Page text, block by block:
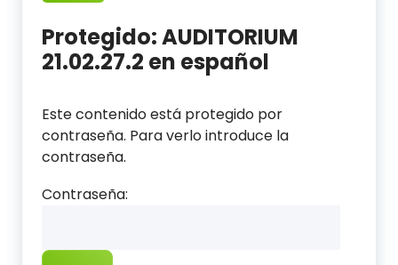
Protegido: AUDITORIUM
21.02.27.2 en español
Este contenido está protegido por
contraseña. Para verlo introduce la
contraseña.
Contraseña: